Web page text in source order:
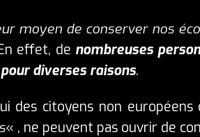
moyen de conserver nos
effet, de nombreuses
diverses raisons.
des citoyens non européens
« , ne peuvent pas ouvrir de